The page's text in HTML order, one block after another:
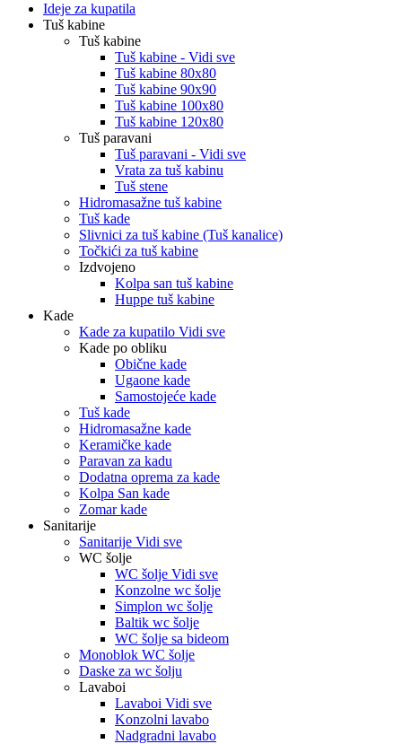
Ideje za kupatila
Tuš kabine
Tuš kabine
Tuš kabine - Vidi sve
Tuš kabine 80x80
Tuš kabine 90x90
Tuš kabine 100x80
Tuš kabine 120x80
Tuš paravani
Tuš paravani - Vidi sve
Vrata za tuš kabinu
Tuš stene
Hidromasažne tuš kabine
Tuš kade
Slivnici za tuš kabine (Tuš kanalice)
Točkići za tuš kabine
Izdvojeno
Kolpa san tuš kabine
Huppe tuš kabine
Kade
Kade za kupatilo Vidi sve
Kade po obliku
Obične kade
Ugaone kade
Samostojeće kade
Tuš kade
Hidromasažne kade
Keramičke kade
Paravan za kadu
Dodatna oprema za kade
Kolpa San kade
Zomar kade
Sanitarije
Sanitarije Vidi sve
WC šolje
WC šolje Vidi sve
Konzolne wc šolje
Simplon wc šolje
Baltik wc šolje
WC šolje sa bideom
Monoblok WC šolje
Daske za wc šolju
Lavaboi
Lavaboi Vidi sve
Konzolni lavabo
Nadgradni lavabo